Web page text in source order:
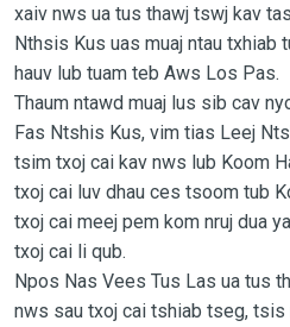
xaiv nws ua tus thawj tswj kav
Nthsis Kus uas muaj ntau txhiab
hauv lub tuam teb Aws Los Pas.
Thaum ntawd muaj lus sib cav
Fas Ntshis Kus, vim tias Leej
tsim txoj cai kav nws lub Koom
txoj cai luv dhau ces tsoom tub
txoj cai meej pem kom nruj dua
txoj cai li qub.
Npos Nas Vees Tus Las ua tus
nws sau txoj cai tshiab tseg, tsis